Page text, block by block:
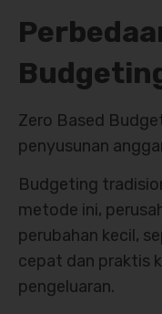
Zero Based
penyusunan
Budgeting
metode ini,
perubahan kecil,
cepat dan praktis
pengeluaran.